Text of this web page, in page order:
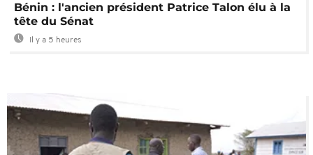
Bénin : l'ancien président Patrice Talon élu à la
tête du Sénat
Il y a 5 heures